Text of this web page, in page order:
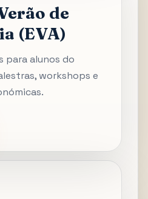
de
(EVA)
para alunos do
workshops e